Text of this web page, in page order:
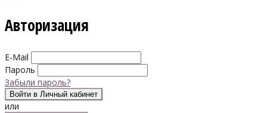
Авторизация
E-Mail
Пароль
Забыли пароль?
Войти в Личный кабинет
или